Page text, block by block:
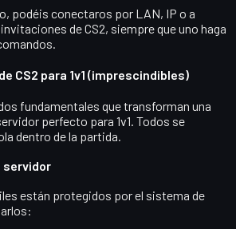
podéis conectaros por LAN, IP o a
de CS2, siempre que uno haga
CS2 para 1v1 (imprescindibles)
fundamentales que transforman una
perfecto para 1v1. Todos se
dentro de la partida.
servidor
están protegidos por el sistema de